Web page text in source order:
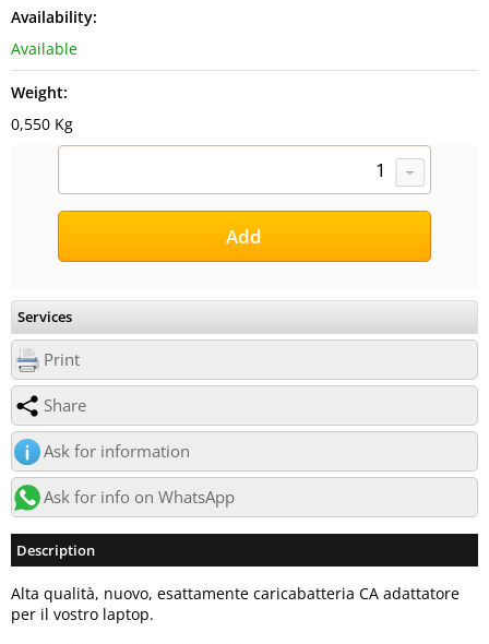
Availability:
Available
Weight:
0,550 Kg
Services
Print
Share
Ask for information
Ask for info on WhatsApp
Description
Alta qualità, nuovo, esattamente caricabatteria CA adattatore
per il vostro laptop.